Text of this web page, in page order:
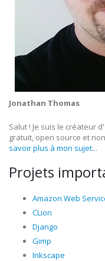
Jonathan Thomas
Salut ! Je suis le créateur
gratuit, open source et
savoir plus à mon sujet...
Projets
Amazon Web
CLion
Django
Gimp
Inkscape